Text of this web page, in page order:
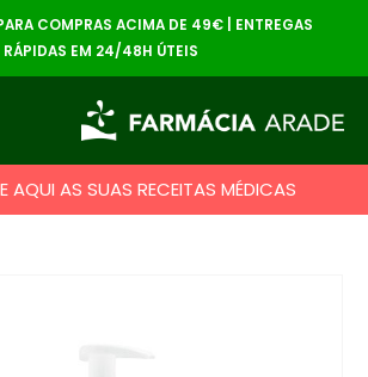
COMPRAS ACIMA DE 49€ | ENTREGAS
RÁPIDAS EM 24/48H ÚTEIS
AQUI AS SUAS RECEITAS MÉDICAS